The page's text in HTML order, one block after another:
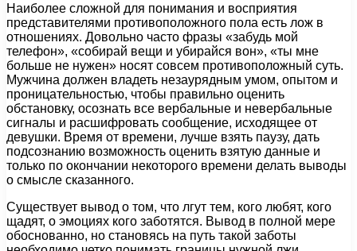
Наиболее сложной для понимания и восприятия
представителями противоположного пола есть лож в
отношениях. Довольно часто фразы «забудь мой
телефон», «собирай вещи и убирайся вон», «ты мне
больше не нужен» носят совсем противоположный суть.
Мужчина должен владеть незаурядным умом, опытом и
проницательностью, чтобы правильно оценить
обстановку, осознать все вербальные и невербальные
сигналы и расшифровать сообщение, исходящее от
девушки. Время от времени, лучше взять паузу, дать
подсознанию возможность оценить взятую данные и
только по окончании некоторого времени делать выводы
о смысле сказанного.
Существует вывод о том, что лгут тем, кого любят, кого
щадят, о эмоциях кого заботятся. Вывод в полной мере
обоснованно, но становясь на путь такой заботы